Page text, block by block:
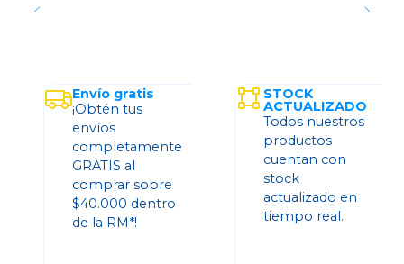
Envío gratis
¡Obtén tus
envíos
completamente
GRATIS al
comprar sobre
$40.000 dentro
de la RM*!
STOCK
ACTUALIZADO
Todos nuestros
productos
cuentan con
stock
actualizado en
tiempo real.